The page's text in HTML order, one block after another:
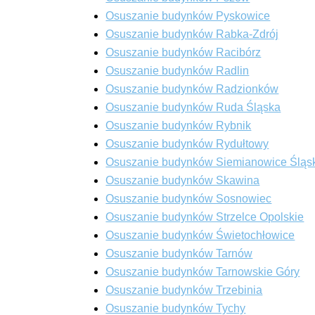
Osuszanie budynków Pyskowice
Osuszanie budynków Rabka-Zdrój
Osuszanie budynków Racibórz
Osuszanie budynków Radlin
Osuszanie budynków Radzionków
Osuszanie budynków Ruda Śląska
Osuszanie budynków Rybnik
Osuszanie budynków Rydułtowy
Osuszanie budynków Siemianowice
Osuszanie budynków Skawina
Osuszanie budynków Sosnowiec
Osuszanie budynków Strzelce Opolskie
Osuszanie budynków Świetochłowice
Osuszanie budynków Tarnów
Osuszanie budynków Tarnowskie Góry
Osuszanie budynków Trzebinia
Osuszanie budynków Tychy